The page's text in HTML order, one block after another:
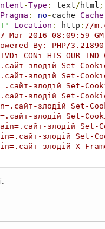
-Type : text/ html ;
Pragma : no - cache Cache
Location : http : //
Mar 2016 08:09:59
By: PHP/3.21890
CONi HIS OUR IND
злодій Set-
злодій Set-
злодій Set-
злодій Set-
злодій Set-
злодій Set-
злодій Set-
злодій Set-
злодій X-